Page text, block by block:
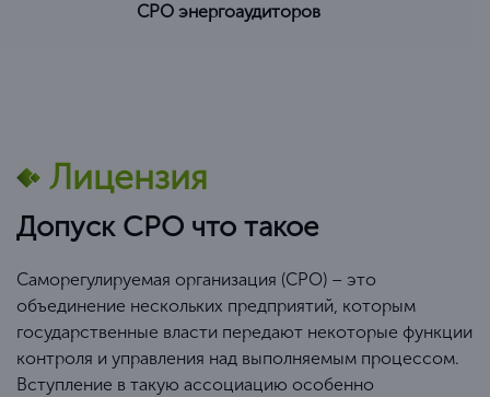
СРО энергоаудиторов
Лицензия
Допуск СРО что такое
Саморегулируемая организация (СРО) – это
объединение нескольких предприятий, которым
государственные власти передают некоторые функции
контроля и управления над выполняемым процессом.
Вступление в такую ассоциацию особенно